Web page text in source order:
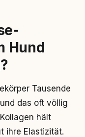
Hund
Tausende
das oft völlig
hält
ihre Elastizität.